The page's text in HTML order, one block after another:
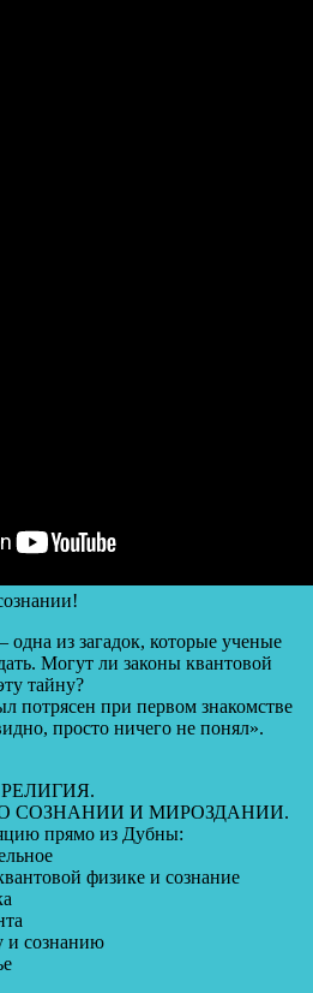
из загадок, которые ученые
Могут ли законы квантовой
тайну?
потрясен при первом знакомстве
просто ничего не понял».
СОЗНАНИИ И МИРОЗДАНИИ.
прямо из Дубны:
физике и сознание
и сознанию